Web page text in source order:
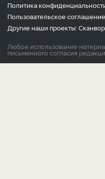
Политика
Пользовательское соглашение
Другие наши проекты:
Любое использование
письменного согласия